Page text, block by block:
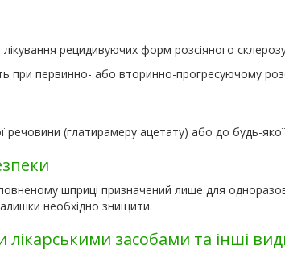
рецидивуючих форм розсіяного
при первинно- або вторинно-прогресуючому
речовини (глатирамеру ацетату) або до будь-
шприці призначений лише для
необхідно знищити.
лікарськими засобами та інші